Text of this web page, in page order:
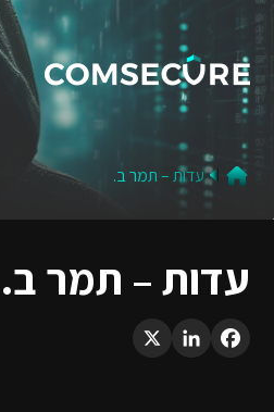
עדות – תמר ב.
עדות – תמר ב.
Facebook
LinkedIn
X